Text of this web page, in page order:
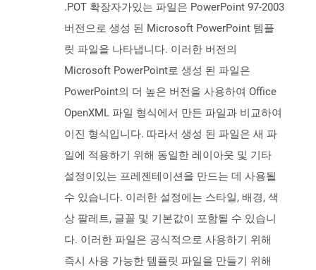
.POT 확장자가있는 파일은 PowerPoint 97-2003
버전으로 생성 된 Microsoft PowerPoint 템플
릿 파일을 나타냅니다. 이러한 버전의
Microsoft PowerPoint로 생성 된 파일은
PowerPoint의 더 높은 버전을 사용하여 Office
OpenXML 파일 형식에서 만든 파일과 비교하여
이진 형식입니다. 따라서 생성 된 파일은 새 파
일에 적용하기 위해 동일한 레이아웃 및 기타
설정이있는 프레젠테이션을 만드는 데 사용될
수 있습니다. 이러한 설정에는 스타일, 배경, 색
상 팔레트, 글꼴 및 기본값이 포함될 수 있습니
다. 이러한 파일은 공식적으로 사용하기 위해
즉시 사용 가능한 템플릿 파일을 만들기 위해